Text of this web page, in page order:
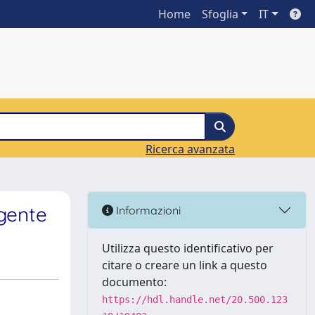
Home Sfoglia IT
Ricerca avanzata
Informazioni
Utilizza questo identificativo per
citare o creare un link a questo
documento:
https://hdl.handle.net/20.500.123